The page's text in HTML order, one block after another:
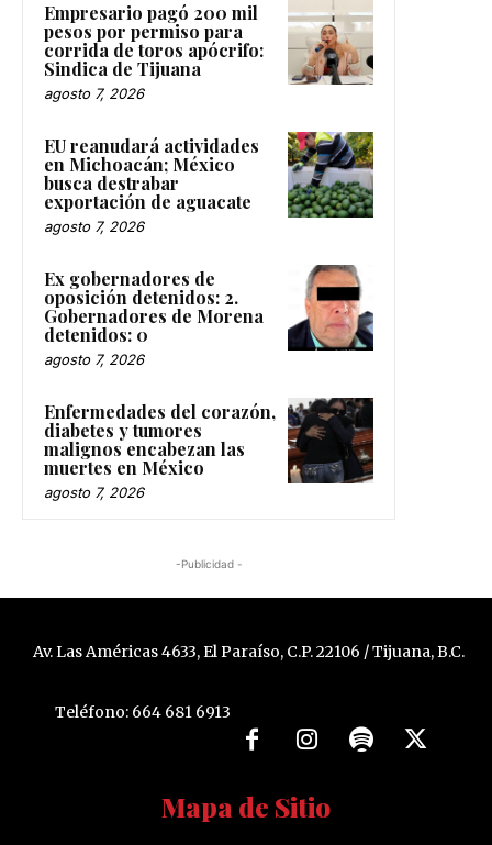
Empresario pagó 200 mil
pesos por permiso para
corrida de toros apócrifo:
Sindica de Tijuana
agosto 7, 2026
EU reanudará actividades
en Michoacán; México
busca destrabar
exportación de aguacate
agosto 7, 2026
Ex gobernadores de
oposición detenidos: 2.
Gobernadores de Morena
detenidos: 0
agosto 7, 2026
Enfermedades del corazón,
diabetes y tumores
malignos encabezan las
muertes en México
agosto 7, 2026
-Publicidad -
Av. Las Américas 4633, El Paraíso, C.P. 22106 / Tijuana, B.C.
Teléfono: 664 681 6913
Mapa de Sitio